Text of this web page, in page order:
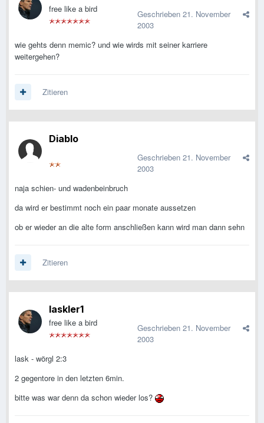
free like a bird Geschrieben 21. November
2003
wie gehts denn memic? und wie wirds mit seiner karriere
weitergehen?
Zitieren
Diablo
Geschrieben 21. November
2003
naja schien- und wadenbeinbruch
da wird er bestimmt noch ein paar monate aussetzen
ob er wieder an die alte form anschließen kann wird man dann sehn
Zitieren
laskler1
free like a bird Geschrieben 21. November
2003
lask - wörgl 2:3
2 gegentore in den letzten 6min.
bitte was war denn da schon wieder los?